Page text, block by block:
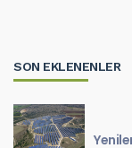
SON EKLENENLER